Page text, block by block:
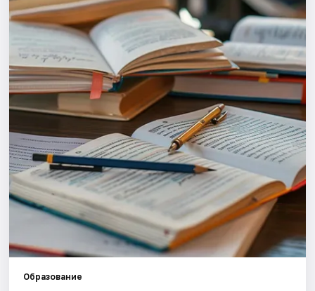
Площадки
Артисты
Рейтинги
Образование